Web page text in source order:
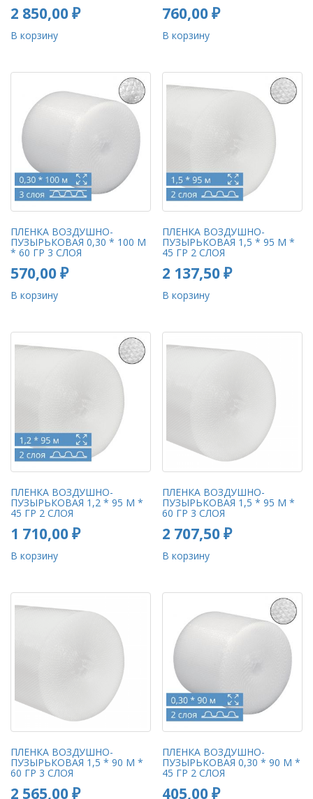
2 850,00₽
В корзину
760,00₽
В корзину
ПЛЕНКА ВОЗДУШНО-
ПУЗЫРЬКОВАЯ 0,30 * 100 М
* 60 ГР 3 СЛОЯ
570,00₽
В корзину
ПЛЕНКА ВОЗДУШНО-
ПУЗЫРЬКОВАЯ 1,5 * 95 М *
45 ГР 2 СЛОЯ
2 137,50₽
В корзину
ПЛЕНКА ВОЗДУШНО-
ПУЗЫРЬКОВАЯ 1,2 * 95 М *
45 ГР 2 СЛОЯ
1 710,00₽
В корзину
ПЛЕНКА ВОЗДУШНО-
ПУЗЫРЬКОВАЯ 1,5 * 95 М *
60 ГР 3 СЛОЯ
2 707,50₽
В корзину
ПЛЕНКА ВОЗДУШНО-
ПУЗЫРЬКОВАЯ 1,5 * 90 М *
60 ГР 3 СЛОЯ
2 565,00₽
ПЛЕНКА ВОЗДУШНО-
ПУЗЫРЬКОВАЯ 0,30 * 90 М *
45 ГР 2 СЛОЯ
405,00₽